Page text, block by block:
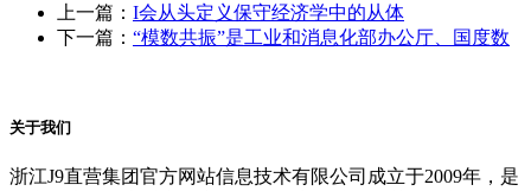
上一篇： I会从头定义保守经济学中的从体
下一篇： “模数共振”是工业和消息化部办公厅、国度数
关于我们
浙江J9直营集团官方网站信息技术有限公司成立于2009年，是